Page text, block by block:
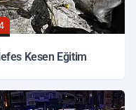
Kesen Eğitim